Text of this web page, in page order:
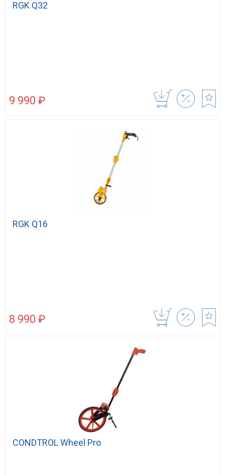
RGK Q32
9 990 ₽
RGK Q16
8 990 ₽
CONDTROL Wheel Pro